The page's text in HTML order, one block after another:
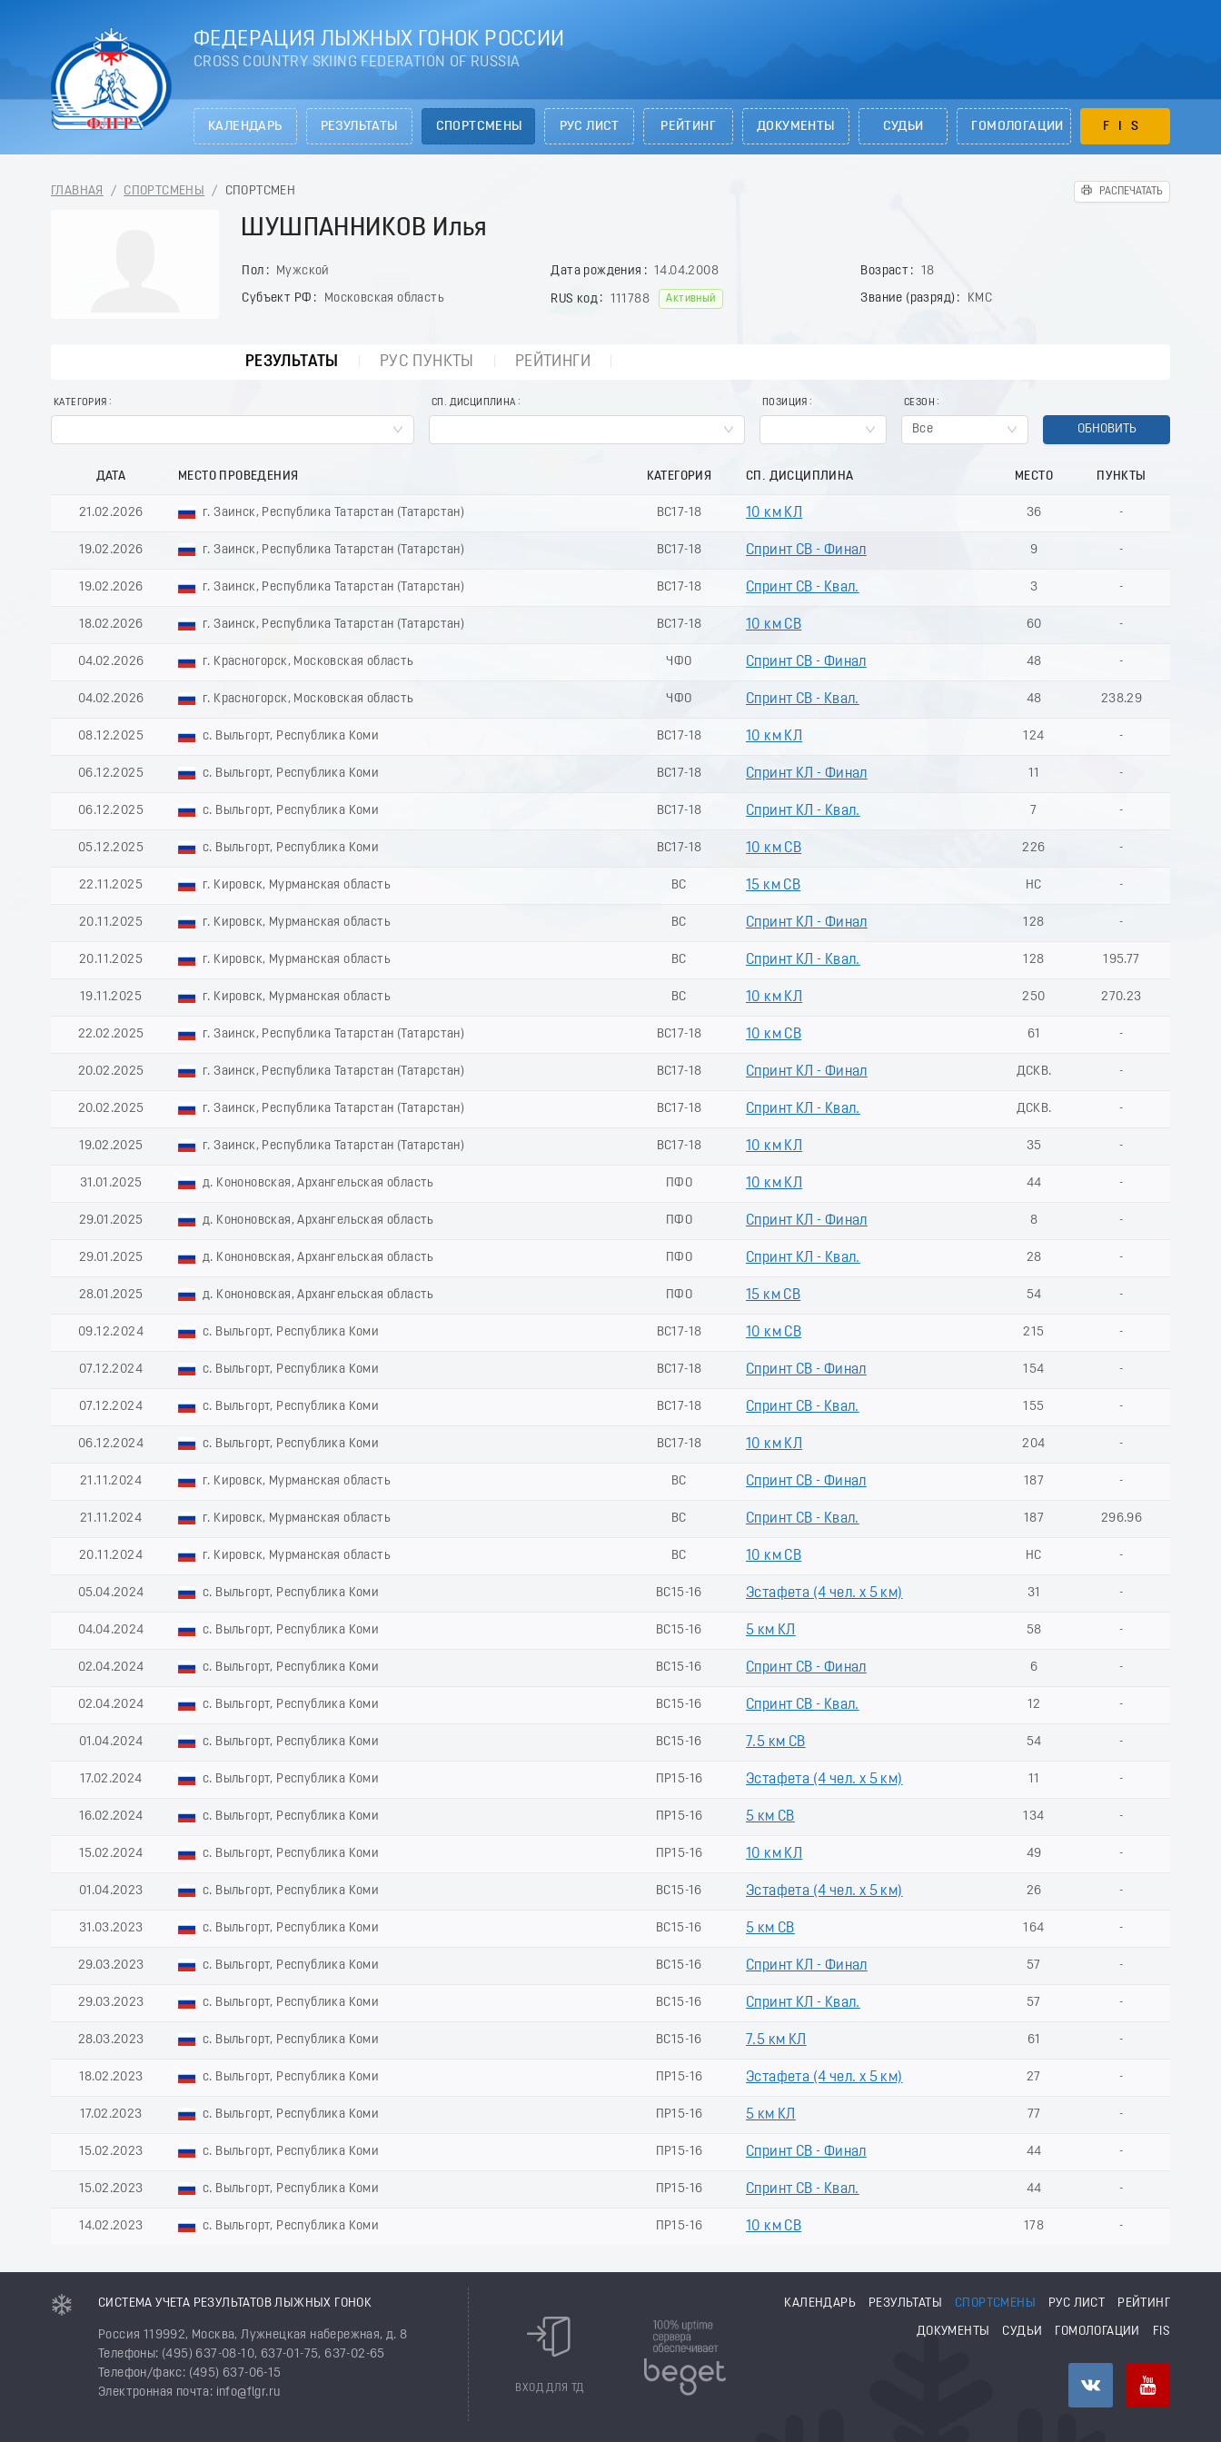
ФЕДЕРАЦИЯ ЛЫЖНЫХ ГОНОК РОССИИ
CROSS COUNTRY SKIING FEDERATION OF RUSSIA
КАЛЕНДАРЬ РЕЗУЛЬТАТЫ СПОРТСМЕНЫ РУС ЛИСТ РЕЙТИНГ ДОКУМЕНТЫ СУДЬИ ГОМОЛОГАЦИИ FIS
ГЛАВНАЯ / СПОРТСМЕНЫ / СПОРТСМЕН РАСПЕЧАТАТЬ
ШУШПАННИКОВ Илья
Пол Мужской Дата рождения 14.04.2008 Возраст
18
Субъект РФ
Московская область RUS код 111788 Активный Звание (разряд) КМС
РЕЗУЛЬТАТЫ РУС ПУНКТЫ РЕЙТИНГИ
КАТЕГОРИЯ СП. ДИСЦИПЛИНА ПОЗИЦИЯ СЕЗОН
Все ОБНОВИТЬ
ДАТА МЕСТО ПРОВЕДЕНИЯ КАТЕГОРИЯ СП. ДИСЦИПЛИНА МЕСТО ПУНКТЫ
21.02.2026 г. Заинск, Республика Татарстан (Татарстан) ВС17-18 10 км КЛ 36 -
19.02.2026 г. Заинск, Республика Татарстан (Татарстан) ВС17-18 Спринт СВ - Финал 9 -
19.02.2026 г. Заинск, Республика Татарстан (Татарстан) ВС17-18 Спринт СВ - Квал. 3 -
18.02.2026 г. Заинск, Республика Татарстан (Татарстан) ВС17-18 10 км СВ 60 -
04.02.2026 г. Красногорск, Московская область ЧФО Спринт СВ - Финал 48 -
04.02.2026 г. Красногорск, Московская область ЧФО Спринт СВ - Квал. 48 238.29
08.12.2025 с. Выльгорт, Республика Коми ВС17-18 10 км КЛ 124 -
06.12.2025 с. Выльгорт, Республика Коми ВС17-18 Спринт КЛ - Финал 11 -
06.12.2025 с. Выльгорт, Республика Коми ВС17-18 Спринт КЛ - Квал. 7 -
05.12.2025 с. Выльгорт, Республика Коми ВС17-18 10 км СВ 226 -
22.11.2025 г. Кировск, Мурманская область ВС 15 км СВ НС -
20.11.2025 г. Кировск, Мурманская область ВС Спринт КЛ - Финал 128 -
20.11.2025 г. Кировск, Мурманская область ВС Спринт КЛ - Квал. 128 195.77
19.11.2025 г. Кировск, Мурманская область ВС 10 км КЛ 250 270.23
22.02.2025 г. Заинск, Республика Татарстан (Татарстан) ВС17-18 10 км СВ 61 -
20.02.2025 г. Заинск, Республика Татарстан (Татарстан) ВС17-18 Спринт КЛ - Финал ДСКВ. -
20.02.2025 г. Заинск, Республика Татарстан (Татарстан) ВС17-18 Спринт КЛ - Квал. ДСКВ. -
19.02.2025 г. Заинск, Республика Татарстан (Татарстан) ВС17-18 10 км КЛ 35 -
31.01.2025 д. Кононовская, Архангельская область ПФО 10 км КЛ 44 -
29.01.2025 д. Кононовская, Архангельская область ПФО Спринт КЛ - Финал 8 -
29.01.2025 д. Кононовская, Архангельская область ПФО Спринт КЛ - Квал. 28 -
28.01.2025 д. Кононовская, Архангельская область ПФО 15 км СВ 54 -
09.12.2024 с. Выльгорт, Республика Коми ВС17-18 10 км СВ 215 -
07.12.2024 с. Выльгорт, Республика Коми ВС17-18 Спринт СВ - Финал 154 -
07.12.2024 с. Выльгорт, Республика Коми ВС17-18 Спринт СВ - Квал. 155 -
06.12.2024 с. Выльгорт, Республика Коми ВС17-18 10 км КЛ 204 -
21.11.2024 г. Кировск, Мурманская область ВС Спринт СВ - Финал 187 -
21.11.2024 г. Кировск, Мурманская область ВС Спринт СВ - Квал. 187 296.96
20.11.2024 г. Кировск, Мурманская область ВС 10 км СВ НС -
05.04.2024 с. Выльгорт, Республика Коми ВС15-16 Эстафета (4 чел. х 5 км) 31 -
04.04.2024 с. Выльгорт, Республика Коми ВС15-16 5 км КЛ 58 -
02.04.2024 с. Выльгорт, Республика Коми ВС15-16 Спринт СВ - Финал 6 -
02.04.2024 с. Выльгорт, Республика Коми ВС15-16 Спринт СВ - Квал. 12 -
01.04.2024 с. Выльгорт, Республика Коми ВС15-16 7.5 км СВ 54 -
17.02.2024 с. Выльгорт, Республика Коми ПР15-16 Эстафета (4 чел. х 5 км) 11 -
16.02.2024 с. Выльгорт, Республика Коми ПР15-16 5 км СВ 134 -
15.02.2024 с. Выльгорт, Республика Коми ПР15-16 10 км КЛ 49 -
01.04.2023 с. Выльгорт, Республика Коми ВС15-16 Эстафета (4 чел. х 5 км) 26 -
31.03.2023 с. Выльгорт, Республика Коми ВС15-16 5 км СВ 164 -
29.03.2023 с. Выльгорт, Республика Коми ВС15-16 Спринт КЛ - Финал 57 -
29.03.2023 с. Выльгорт, Республика Коми ВС15-16 Спринт КЛ - Квал. 57 -
28.03.2023 с. Выльгорт, Республика Коми ВС15-16 7.5 км КЛ 61 -
18.02.2023 с. Выльгорт, Республика Коми ПР15-16 Эстафета (4 чел. х 5 км) 27 -
17.02.2023 с. Выльгорт, Республика Коми ПР15-16 5 км КЛ 77 -
15.02.2023 с. Выльгорт, Республика Коми ПР15-16 Спринт СВ - Финал 44 -
15.02.2023 с. Выльгорт, Республика Коми ПР15-16 Спринт СВ - Квал. 44 -
14.02.2023 с. Выльгорт, Республика Коми ПР15-16 10 км СВ 178 -
СИСТЕМА УЧЕТА РЕЗУЛЬТАТОВ ЛЫЖНЫХ ГОНОК
Россия 119992, Москва, Лужнецкая набережная, д. 8
Телефоны: (495) 637-08-10, 637-01-75, 637-02-65
Телефон/факс: (495) 637-06-15
Электронная почта: info@flgr.ru
ВХОД ДЛЯ ТД
КАЛЕНДАРЬ РЕЗУЛЬТАТЫ СПОРТСМЕНЫ РУС ЛИСТ РЕЙТИНГ
ДОКУМЕНТЫ СУДЬИ ГОМОЛОГАЦИИ FIS